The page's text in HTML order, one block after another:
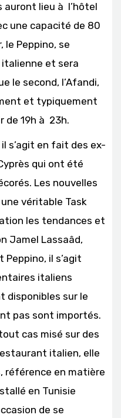
auront lieu à l’hôtel
une capacité de 80
le Peppino, se
italienne et sera
le second, l’Afandi,
et typiquement
de 19h à 23h.
s’agit en fait des ex-
qui ont été
Les nouvelles
véritable Task
les tendances et
Jamel Lassaâd,
il s’agit
italiens
disponibles sur le
pas sont importés.
cas misé sur des
italien, elle
référence en matière
en Tunisie
de se